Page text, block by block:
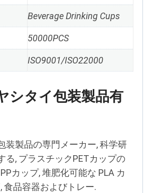
Beverage Drinking Cups
50000PCS
ISO9001/ISO22000
シタイ包装製品有
装製品の専門メーカー, 科学研
る, プラスチックPETカップの
カップ, 堆肥化可能な PLA カ
食品容器およびトレー.